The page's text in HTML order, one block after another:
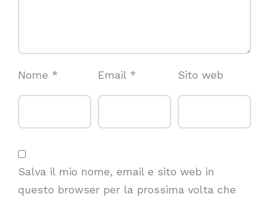
Nome * Email * Sito web
Salva il mio nome, email e sito web in
questo browser per la prossima volta che